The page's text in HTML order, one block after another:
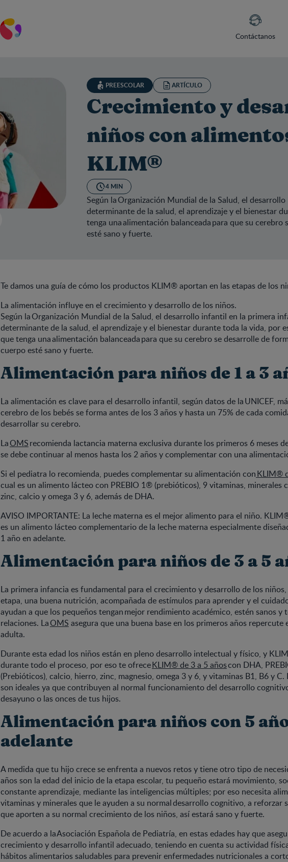
Contáctanos
Crecimiento y desarrollo de los niños con alimentos y productos
PREESCOLAR ARTÍCULO
Crecimiento y
niños con
KLIM®
4 MIN
Según la Organización Mundial de la Salud, el
determinante de la salud, el aprendizaje y el bienestar
tenga una alimentación balanceada para que su
esté sano y fuerte.
Te damos una guía de cómo los productos KLIM® aportan en las etapas de los
La alimentación influye en el crecimiento y desarrollo de los niños.
Según la Organización Mundial de la Salud, el desarrollo infantil en la primera
determinante de la salud, el aprendizaje y el bienestar durante toda la vida, por
que tenga una alimentación balanceada para que su cerebro se desarrolle de
cuerpo esté sano y fuerte.
Alimentación para niños de 1 a 3
La alimentación es clave para el desarrollo infantil, según datos de la UNICEF,
cerebro de los bebés se forma antes de los 3 años y hasta un 75% de cada
desarrollar su cerebro.
LaOMSrecomienda lactancia materna exclusiva durante los primeros 6 meses
se debe continuar al menos hasta los 2 años y complementar con una
Si el pediatra lo recomienda, puedes complementar su alimentación conKLIM®
cual es un alimento lácteo con PREBIO 1® (prebióticos), 9 vitaminas, minerales
zinc, calcio y omega 3 y 6, además de DHA.
AVISO IMPORTANTE: La leche materna es el mejor alimento para el niño.
es un alimento lácteo complementario de la leche materna especialmente
1 año en adelante.
Alimentación para niños de 3 a 5
La primera infancia es fundamental para el crecimiento y desarrollo de los
etapa, una buena nutrición, acompañada de estímulos para aprender y el
ayudan a que los pequeños tengan mejor rendimiento académico, estén sanos y
relaciones. LaOMS asegura que una buena base en los primeros años repercute
adulta.
Durante esta edad los niños están en pleno desarrollo intelectual y físico, y
durante todo el proceso, por eso te ofreceKLIM® de 3 a 5 añoscon DHA,
(Prebióticos), calcio, hierro, zinc, magnesio, omega 3 y 6, y vitaminas B1, B6 y
son ideales ya que contribuyen al normal funcionamiento del desarrollo
desayuno o las onces de tus hijos.
Alimentación para niños con 5
adelante
A medida que tu hijo crece se enfrenta a nuevos retos y tiene otro tipo de
años son la edad del inicio de la etapa escolar, tu pequeño estará movimiento,
constante aprendizaje, mediante las inteligencias múltiples; por eso necesita
vitaminas y minerales que le ayuden a su normal desarrollo cognitivo, a reforzar
que aporten a su normal crecimiento de los niños, así estará sano y fuerte.
De acuerdo a la Asociación Española de Pediatría, en estas edades hay que
crecimiento y desarrollo infantil adecuado, teniendo en cuenta su actividad
hábitos alimentarios saludables para prevenir enfermedades nutricionales a